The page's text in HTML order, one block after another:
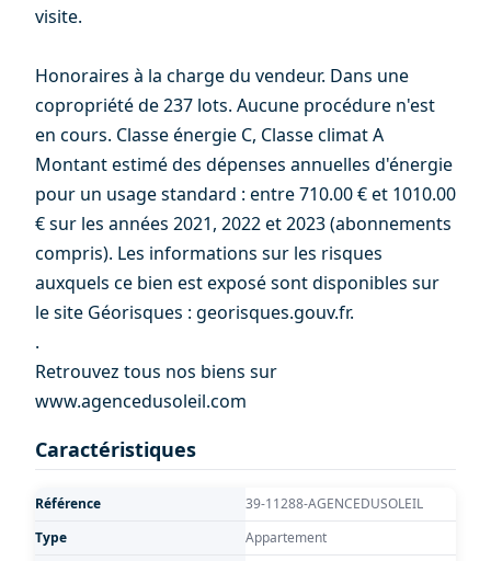
visite.
Honoraires à la charge du vendeur. Dans une
copropriété de 237 lots. Aucune procédure n'est
en cours. Classe énergie C, Classe climat A
Montant estimé des dépenses annuelles d'énergie
pour un usage standard : entre 710.00 € et 1010.00
€ sur les années 2021, 2022 et 2023 (abonnements
compris). Les informations sur les risques
auxquels ce bien est exposé sont disponibles sur
le site Géorisques : georisques.gouv.fr.
.
Retrouvez tous nos biens sur
www.agencedusoleil.com
Caractéristiques
Référence
39-11288-AGENCEDUSOLEIL
Type
Appartement